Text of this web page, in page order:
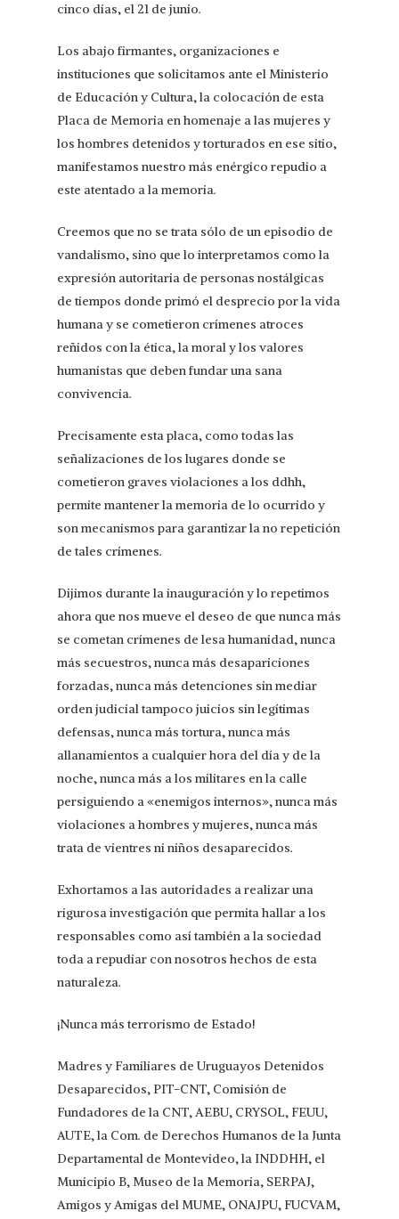
cinco días, el 21 de junio.
Los abajo firmantes, organizaciones e
instituciones que solicitamos ante el Ministerio
de Educación y Cultura, la colocación de esta
Placa de Memoria en homenaje a las mujeres y
los hombres detenidos y torturados en ese sitio,
manifestamos nuestro más enérgico repudio a
este atentado a la memoria.
Creemos que no se trata sólo de un episodio de
vandalismo, sino que lo interpretamos como la
expresión autoritaria de personas nostálgicas
de tiempos donde primó el desprecio por la vida
humana y se cometieron crímenes atroces
reñidos con la ética, la moral y los valores
humanistas que deben fundar una sana
convivencia.
Precisamente esta placa, como todas las
señalizaciones de los lugares donde se
cometieron graves violaciones a los ddhh,
permite mantener la memoria de lo ocurrido y
son mecanismos para garantizar la no repetición
de tales crímenes.
Dijimos durante la inauguración y lo repetimos
ahora que nos mueve el deseo de que nunca más
se cometan crímenes de lesa humanidad, nunca
más secuestros, nunca más desapariciones
forzadas, nunca más detenciones sin mediar
orden judicial tampoco juicios sin legítimas
defensas, nunca más tortura, nunca más
allanamientos a cualquier hora del día y de la
noche, nunca más a los militares en la calle
persiguiendo a «enemigos internos», nunca más
violaciones a hombres y mujeres, nunca más
trata de vientres ni niños desaparecidos.
Exhortamos a las autoridades a realizar una
rigurosa investigación que permita hallar a los
responsables como así también a la sociedad
toda a repudiar con nosotros hechos de esta
naturaleza.
¡Nunca más terrorismo de Estado!
Madres y Familiares de Uruguayos Detenidos
Desaparecidos, PIT-CNT, Comisión de
Fundadores de la CNT, AEBU, CRYSOL, FEUU,
AUTE, la Com. de Derechos Humanos de la Junta
Departamental de Montevideo, la INDDHH, el
Municipio B, Museo de la Memoria, SERPAJ,
Amigos y Amigas del MUME, ONAJPU, FUCVAM,